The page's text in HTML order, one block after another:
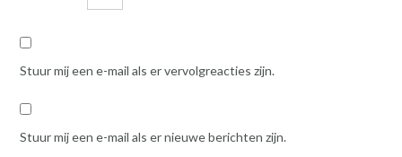
Stuur mij een e-mail als er vervolgreacties zijn.
Stuur mij een e-mail als er nieuwe berichten zijn.